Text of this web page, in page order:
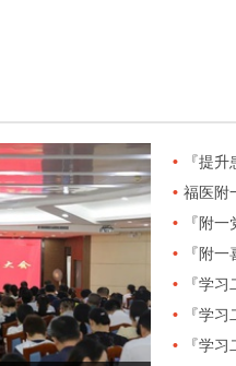
『提
福医附
『附
『附
『学
『学
『学